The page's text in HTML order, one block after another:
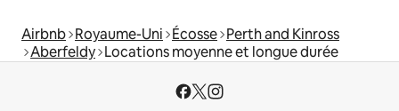
Airbnb Royaume-Uni Écosse Perth and Kinross
Aberfeldy Locations moyenne et longue durée